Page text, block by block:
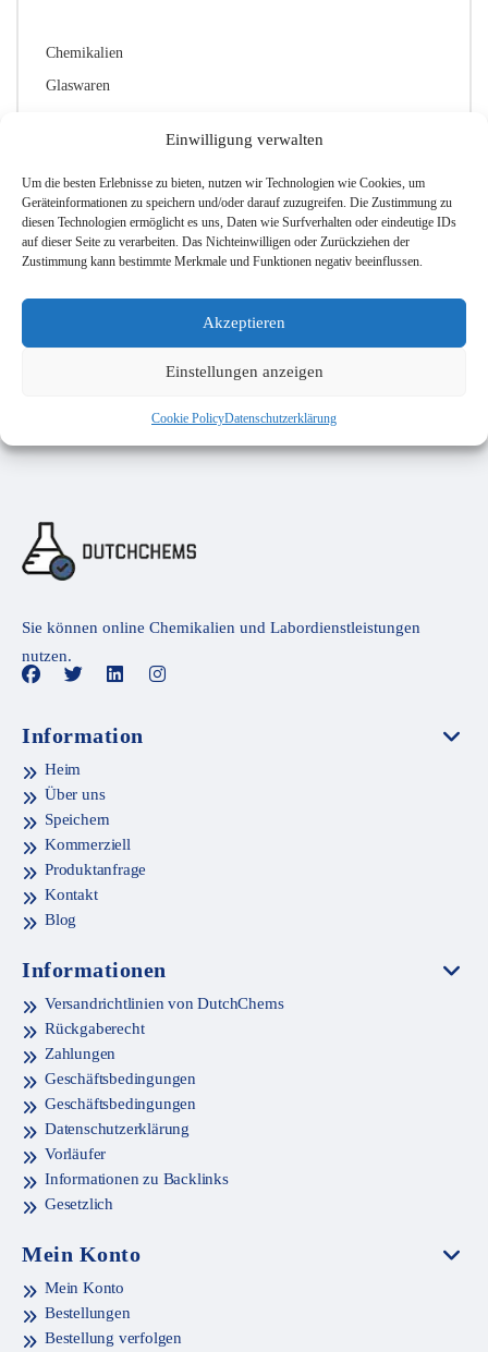
Einwilligung verwalten
Um die besten Erlebnisse zu bieten, nutzen wir Technologien wie Cookies, um
Geräteinformationen zu speichern und/oder darauf zuzugreifen. Die Zustimmung zu
diesen Technologien ermöglicht es uns, Daten wie Surfverhalten oder eindeutige IDs
auf dieser Seite zu verarbeiten. Das Nichteinwilligen oder Zurückziehen der
Zustimmung kann bestimmte Merkmale und Funktionen negativ beeinflussen.
Akzeptieren
Einstellungen anzeigen
Cookie PolicyDatenschutzerklärung
Chemikalien
Glaswaren
Normering
EN ISO 20345 (1)
der
Produktseite
Sie können online Chemikalien und Labordienstleistungen
nutzen.
Information
Heim
Über uns
Speichern
Kommerziell
Produktanfrage
Kontakt
Blog
Informationen
Versandrichtlinien von DutchChems
Rückgaberecht
Zahlungen
Geschäftsbedingungen
Geschäftsbedingungen
Datenschutzerklärung
Vorläufer
Informationen zu Backlinks
Gesetzlich
Mein Konto
Mein Konto
Bestellungen
Bestellung verfolgen